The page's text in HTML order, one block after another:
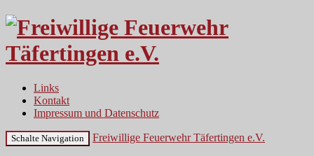
Links
Kontakt
Impressum und Datenschutz
Schalte Navigation Freiwillige Feuerwehr Täfertingen e.V.